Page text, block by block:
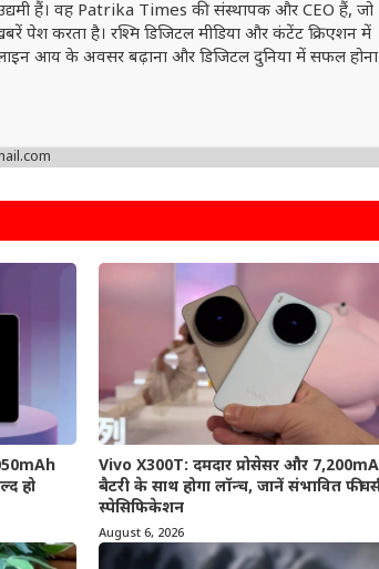
हैं। वह Patrika Times की संस्थापक और CEO हैं, जो
पेश करता है। रश्मि डिजिटल मीडिया और कंटेंट क्रिएशन में
आय के अवसर बढ़ाना और डिजिटल दुनिया में सफल होना
हो
Vivo X300T: दमदार प्रोसेसर और
बैटरी के साथ होगा लॉन्च, जानें संभावित
स्पेसिफिकेशन
August 6, 2026